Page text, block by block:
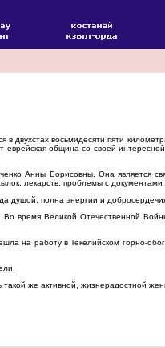
восьмидесяти пяти
еврейская община со своей
Анны Борисовны. Она является
лекарств, проблемы с
душой, полна энергии и
время Великой Отечественной
на работу в Текелийском горно-
же активной, жизнерадостной